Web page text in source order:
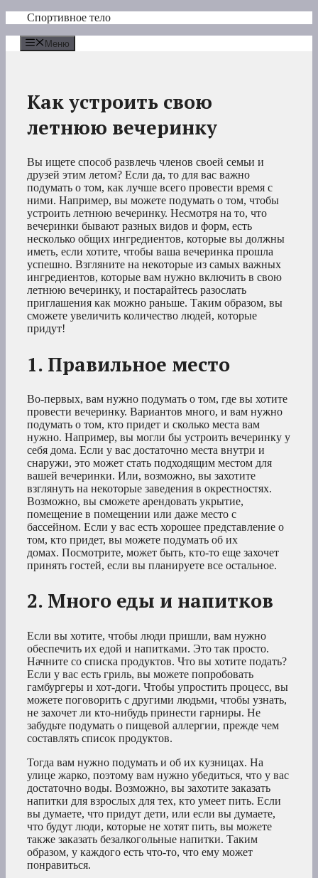
Перейти
содержимому
Спортивное тело
Меню
Как устроить свою
летнюю вечеринку
Вы ищете способ развлечь членов своей семьи и
друзей этим летом? Если да, то для вас важно
подумать о том, как лучше всего провести время с
ними. Например, вы можете подумать о том, чтобы
устроить летнюю вечеринку. Несмотря на то, что
вечеринки бывают разных видов и форм, есть
несколько общих ингредиентов, которые вы должны
иметь, если хотите, чтобы ваша вечеринка прошла
успешно. Взгляните на некоторые из самых важных
ингредиентов, которые вам нужно включить в свою
летнюю вечеринку, и постарайтесь разослать
приглашения как можно раньше. Таким образом, вы
сможете увеличить количество людей, которые
придут!
1. Правильное место
Во-первых, вам нужно подумать о том, где вы хотите
провести вечеринку. Вариантов много, и вам нужно
подумать о том, кто придет и сколько места вам
нужно. Например, вы могли бы устроить вечеринку у
себя дома. Если у вас достаточно места внутри и
снаружи, это может стать подходящим местом для
вашей вечеринки. Или, возможно, вы захотите
взглянуть на некоторые заведения в окрестностях.
Возможно, вы сможете арендовать укрытие,
помещение в помещении или даже место с
бассейном. Если у вас есть хорошее представление о
том, кто придет, вы можете подумать об их
домах. Посмотрите, может быть, кто-то еще захочет
принять гостей, если вы планируете все остальное.
2. Много еды и напитков
Если вы хотите, чтобы люди пришли, вам нужно
обеспечить их едой и напитками. Это так просто.
Начните со списка продуктов. Что вы хотите подать?
Если у вас есть гриль, вы можете попробовать
гамбургеры и хот-доги. Чтобы упростить процесс, вы
можете поговорить с другими людьми, чтобы узнать,
не захочет ли кто-нибудь принести гарниры. Не
забудьте подумать о пищевой аллергии, прежде чем
составлять список продуктов.
Тогда вам нужно подумать и об их кузницах. На
улице жарко, поэтому вам нужно убедиться, что у вас
достаточно воды. Возможно, вы захотите заказать
напитки для взрослых для тех, кто умеет пить. Если
вы думаете, что придут дети, или если вы думаете,
что будут люди, которые не хотят пить, вы можете
также заказать безалкогольные напитки. Таким
образом, у каждого есть что-то, что ему может
понравиться.